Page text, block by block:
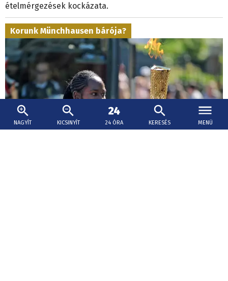
NAGYÍT KICSINYÍT 24 ÓRA KERESÉS MENÜ
ételmérgezések kockázata.
Korunk Münchhausen bárója?